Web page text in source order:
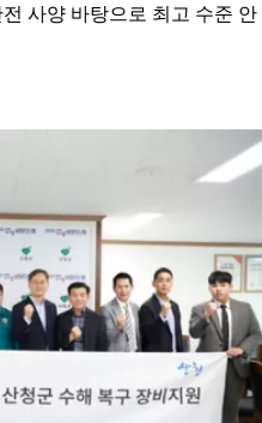
사양 바탕으로 최고 수준 안